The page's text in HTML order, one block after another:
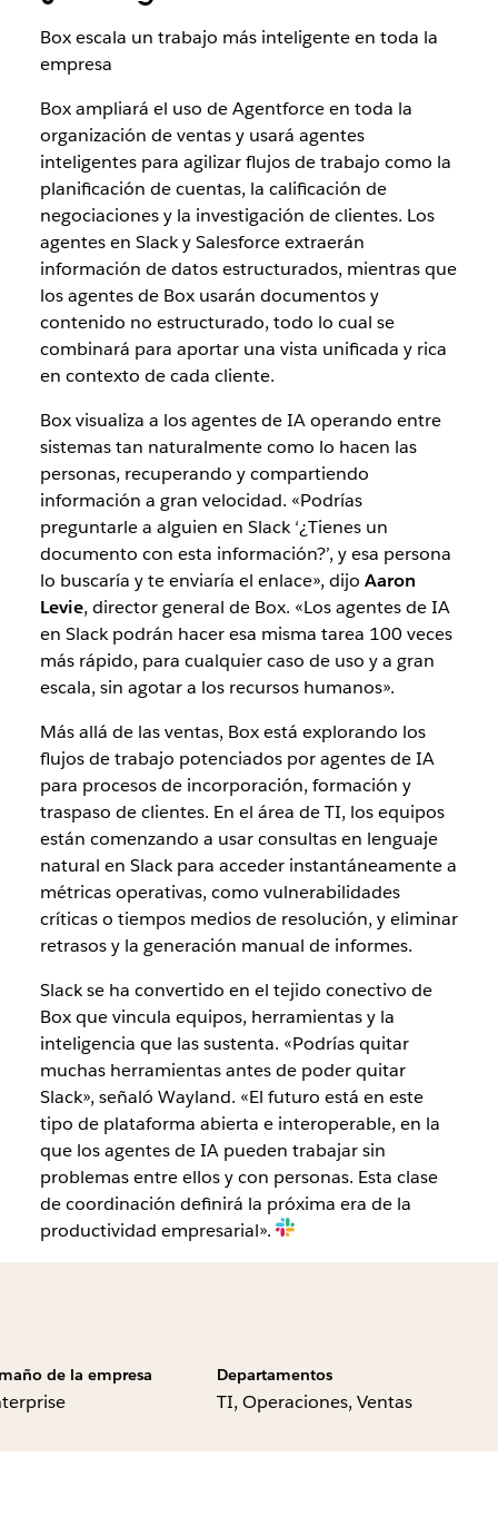
Box escala un trabajo más inteligente en toda la
empresa
Box ampliará el uso de Agentforce en toda la
organización de ventas y usará agentes
inteligentes para agilizar flujos de trabajo como la
planificación de cuentas, la calificación de
negociaciones y la investigación de clientes. Los
agentes en Slack y Salesforce extraerán
información de datos estructurados, mientras que
los agentes de Box usarán documentos y
contenido no estructurado, todo lo cual se
combinará para aportar una vista unificada y rica
en contexto de cada cliente.
Box visualiza a los agentes de IA operando entre
sistemas tan naturalmente como lo hacen las
personas, recuperando y compartiendo
información a gran velocidad. «Podrías
preguntarle a alguien en Slack ‘¿Tienes un
documento con esta información?’, y esa persona
lo buscaría y te enviaría el enlace», dijo Aaron
Levie, director general de Box. «Los agentes de IA
en Slack podrán hacer esa misma tarea 100 veces
más rápido, para cualquier caso de uso y a gran
escala, sin agotar a los recursos humanos».
Más allá de las ventas, Box está explorando los
flujos de trabajo potenciados por agentes de IA
para procesos de incorporación, formación y
traspaso de clientes. En el área de TI, los equipos
están comenzando a usar consultas en lenguaje
natural en Slack para acceder instantáneamente a
métricas operativas, como vulnerabilidades
críticas o tiempos medios de resolución, y eliminar
retrasos y la generación manual de informes.
Slack se ha convertido en el tejido conectivo de
Box que vincula equipos, herramientas y la
inteligencia que las sustenta. «Podrías quitar
muchas herramientas antes de poder quitar
Slack», señaló Wayland. «El futuro está en este
tipo de plataforma abierta e interoperable, en la
que los agentes de IA pueden trabajar sin
problemas entre ellos y con personas. Esta clase
de coordinación definirá la próxima era de la
productividad empresarial».
de la empresa Departamentos
TI, Operaciones, Ventas